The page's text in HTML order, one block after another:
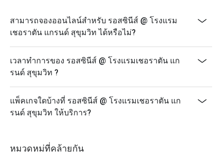
สามารถจองออนไลน์สำหรับ รอสซินีส์ @ โรงแรม
เชอราตัน แกรนด์ สุขุมวิท ได้หรือไม่?
เวลาทำการของ รอสซินีส์ @ โรงแรมเชอราตัน แก
รนด์ สุขุมวิท ?
แพ็คเกจใดบ้างที่ รอสซินีส์ @ โรงแรมเชอราตัน แก
รนด์ สุขุมวิท ให้บริการ?
หมวดหมู่ที่คล้ายกัน